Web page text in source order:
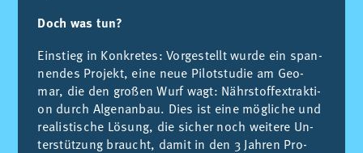
Doch was tun?
Ein­stieg in Kon­kre­tes: Vor­ge­stellt wur­de ein span­
nen­des Pro­jekt, eine neue Pi­lot­stu­die am Geo­
mar, die den gro­ßen Wurf wagt: Nähr­stoffex­trak­ti­
on durch Al­genan­bau. Dies ist eine mög­li­che und
rea­lis­ti­sche Lö­sung, die si­cher noch wei­te­re Un­
ter­stüt­zung braucht, da­mit in den 3 Jah­ren Pro­